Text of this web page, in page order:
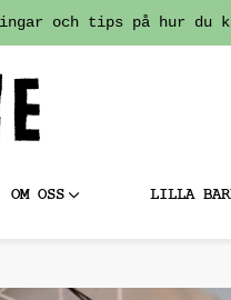
och tips på hur
OM OSS LILLA